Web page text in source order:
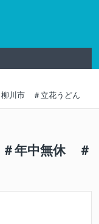
川市 ＃立花うどん
年中無休 ＃